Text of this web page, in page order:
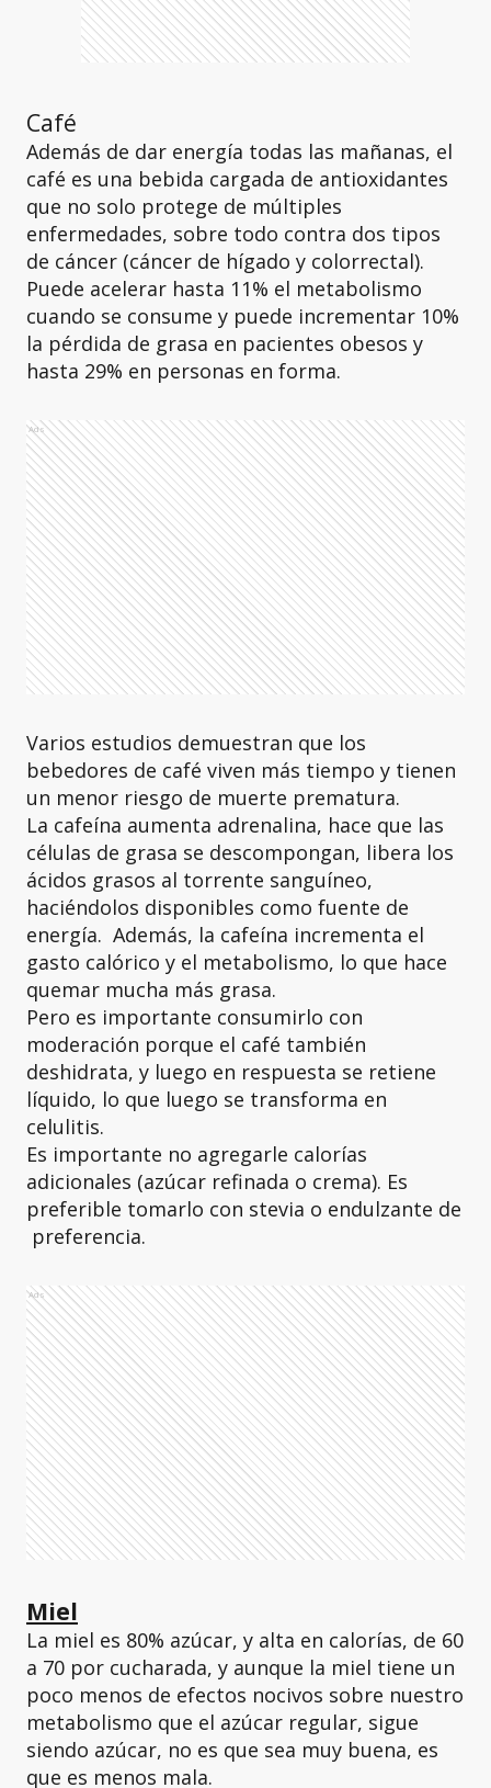
Café
Además de dar energía todas las mañanas, el
café es una bebida cargada de antioxidantes
que no solo protege de múltiples
enfermedades, sobre todo contra dos tipos
de cáncer (cáncer de hígado y colorrectal).
Puede acelerar hasta 11% el metabolismo
cuando se consume y puede incrementar 10%
la pérdida de grasa en pacientes obesos y
hasta 29% en personas en forma.
Ads
Varios estudios demuestran que los
bebedores de café viven más tiempo y tienen
un menor riesgo de muerte prematura.
La cafeína aumenta adrenalina, hace que las
células de grasa se descompongan, libera los
ácidos grasos al torrente sanguíneo,
haciéndolos disponibles como fuente de
energía. Además, la cafeína incrementa el
gasto calórico y el metabolismo, lo que hace
quemar mucha más grasa.
Pero es importante consumirlo con
moderación porque el café también
deshidrata, y luego en respuesta se retiene
líquido, lo que luego se transforma en
celulitis.
Es importante no agregarle calorías
adicionales (azúcar refinada o crema). Es
preferible tomarlo con stevia o endulzante de
preferencia.
Ads
Miel
La miel es 80% azúcar, y alta en calorías, de 60
a 70 por cucharada, y aunque la miel tiene un
poco menos de efectos nocivos sobre nuestro
metabolismo que el azúcar regular, sigue
siendo azúcar, no es que sea muy buena, es
que es menos mala.